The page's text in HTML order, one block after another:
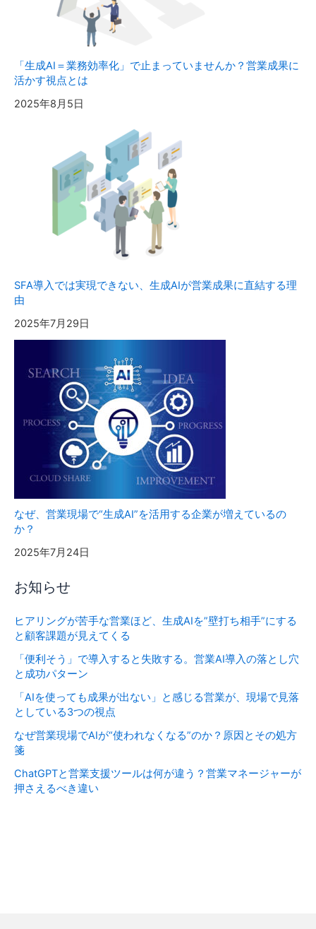
「生成AI＝業務効率化」で止まっていませんか？営業成果に
活かす視点とは
2025年8月5日
SFA導入では実現できない、生成AIが営業成果に直結する理
由
2025年7月29日
なぜ、営業現場で“生成AI”を活用する企業が増えているの
か？
2025年7月24日
お知らせ
ヒアリングが苦手な営業ほど、生成AIを”壁打ち相手”にする
と顧客課題が見えてくる
「便利そう」で導入すると失敗する。営業AI導入の落とし穴
と成功パターン
「AIを使っても成果が出ない」と感じる営業が、現場で見落
としている3つの視点
なぜ営業現場でAIが“使われなくなる”のか？原因とその処方
箋
ChatGPTと営業支援ツールは何が違う？営業マネージャーが
押さえるべき違い